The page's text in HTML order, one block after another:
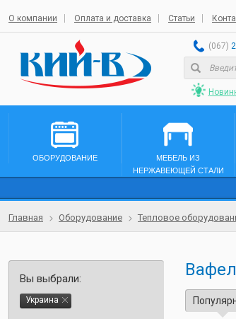
О компании Оплата и доставка Статьи
(067)
ОБОРУДОВАНИЕ
МЕБЕЛЬ ИЗ
НЕРЖАВЕЮЩЕЙ СТАЛИ
Главная Оборудование Тепловое
Вы выбрали:
Украина